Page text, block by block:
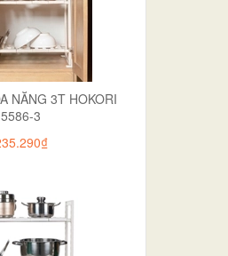
NĂNG 3T HOKORI
5586-3